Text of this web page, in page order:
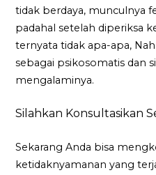
tidak berdaya, munculnya
padahal setelah diperiksa
ternyata tidak apa-apa,
sebagai psikosomatis dan
mengalaminya.
Silahkan Konsultasikan
Sekarang Anda bisa
ketidaknyamanan yang